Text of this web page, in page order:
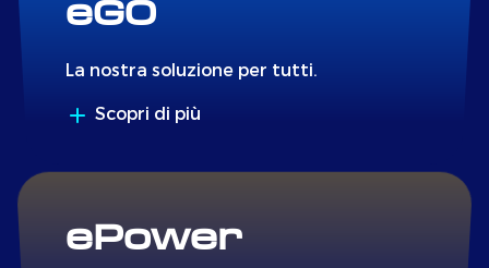
eGO
La nostra soluzione per tutti.
Scopri di più
ePower